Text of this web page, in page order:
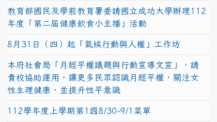
教育部國民及學前教育署委請國立成功大學辦理112
年度「第二屆健康飲食小主播」活動
8月31日（四）起「氣候行動與人權」工作坊
本府社會局「月經平權議題與行動宣導文宣」，請
貴校協助運用，讓更多民眾認識月經平權，關注女
性生理健康，並提升性平意識
112學年度上學期第1週8/30-9/1菜單